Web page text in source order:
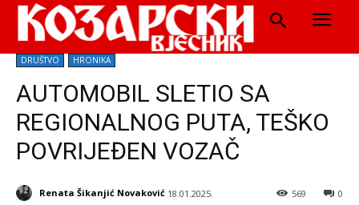
DRUŠTVO HRONIKA
AUTOMOBIL SLETIO SA
REGIONALNOG PUTA, TEŠKO
POVRIJEĐEN VOZAČ
Renata Šikanjić Novaković 18.01.2025. 0
569